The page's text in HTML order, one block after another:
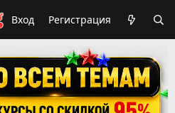
Вход Регистрация